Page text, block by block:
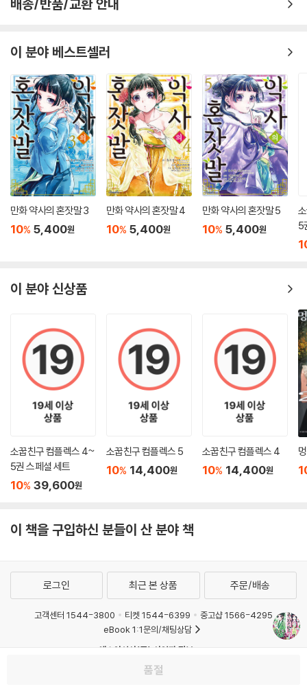
배송/반품/교환 안내
이 분야 베스트셀러
만화 약사의 혼잣말 3
10% 5,400원
만화 약사의 혼잣말 4
10% 5,400원
만화 약사의 혼잣말 5
10% 5,400원
5
이 분야 신상품
소꿉친구 컴플렉스 4~
5권 스페셜 세트
10% 39,600원
소꿉친구 컴플렉스 5
10% 14,400원
소꿉친구 컴플렉스 4
10% 14,400원
이 책을 구입하신 분들이 산 분야 책
품절
로그인 최근 본 상품 주문/배송
고객센터 1544-3800 티켓 1544-6399
중고샵 1566-4295
eBook 1:1문의/채팅상담
예스이십사(주) 사업자 정보
개인정보처리방침